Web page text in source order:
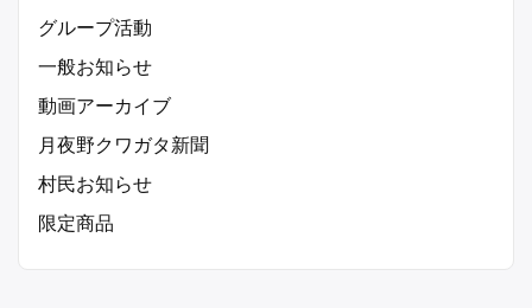
グループ活動
一般お知らせ
動画アーカイブ
月夜野クワガタ新聞
村民お知らせ
限定商品